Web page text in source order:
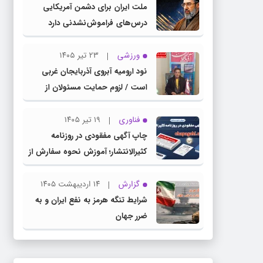
ملت ایران برای دشمن آمریکایی
درس‌های فراموش‌نشدنی دارد
ورزشی
۲۳ تیر ۱۴۰۵
نود ارومیه آبروی آذربایجان غربی
است / لزوم حمایت مسئولان از
باشگاه نود
فناوری
۱۹ تیر ۱۴۰۵
چاپ آگهی مفقودی در روزنامه
کثیرالانتشار؛ آموزش نحوه سفارش از
سامانه چاپ آگهی دات کام
گزارش
۱۴ اردیبهشت ۱۴۰۵
شرایط تنگه هرمز به نفع ایران و به
ضرر جهان